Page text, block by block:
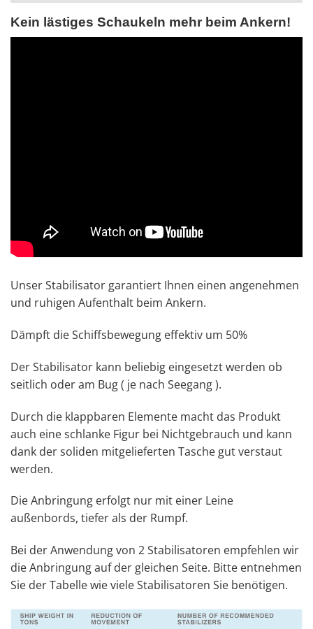
Kein lästiges Schaukeln mehr beim Ankern!
Unser Stabilisator garantiert Ihnen einen angenehmen
und ruhigen Aufenthalt beim Ankern.
Dämpft die Schiffsbewegung effektiv um 50%
Der Stabilisator kann beliebig eingesetzt werden ob
seitlich oder am Bug ( je nach Seegang ).
Durch die klappbaren Elemente macht das Produkt
auch eine schlanke Figur bei Nichtgebrauch und kann
dank der soliden mitgelieferten Tasche gut verstaut
werden.
Die Anbringung erfolgt nur mit einer Leine
außenbords, tiefer als der Rumpf.
Bei der Anwendung von 2 Stabilisatoren empfehlen wir
die Anbringung auf der gleichen Seite. Bitte entnehmen
Sie der Tabelle wie viele Stabilisatoren Sie benötigen.